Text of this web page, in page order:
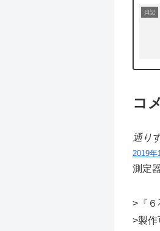
日記
コ
通り
2019年
測定
>『６
>製作